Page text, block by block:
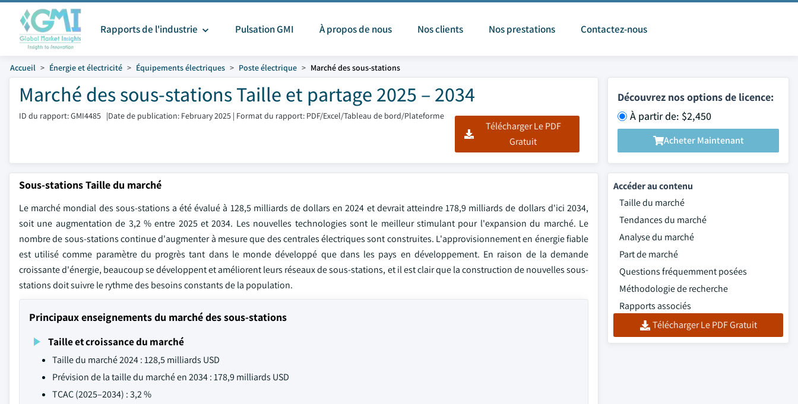
Rapports de l'industrie Pulsation GMI À propos de nous Nos clients Nos prestations Contactez-nous
Accueil Énergie et électricité Équipements électriques Poste électrique Marché des sous-stations
Marché des sous-stations Taille et partage 2025 – 2034
ID du rapport: GMI4485 |Date de publication: February 2025 | Format du rapport: PDF/Excel/Tableau de bord/Plateforme
Télécharger Le PDF
Gratuit
Découvrez nos options de licence:
À partir de: $2,450
Acheter Maintenant
Sous-stations Taille du marché
Le marché mondial des sous-stations a été évalué à 128,5 milliards de dollars en 2024 et devrait atteindre 178,9 milliards de dollars d'ici 2034,
soit une augmentation de 3,2 % entre 2025 et 2034. Les nouvelles technologies sont le meilleur stimulant pour l'expansion du marché. Le
nombre de sous-stations continue d'augmenter à mesure que des centrales électriques sont construites. L'approvisionnement en énergie fiable
est utilisé comme paramètre du progrès tant dans le monde développé que dans les pays en développement. En raison de la demande
croissante d'énergie, beaucoup se développent et améliorent leurs réseaux de sous-stations, et il est clair que la construction de nouvelles sous-
stations doit suivre le rythme des besoins constants de la population.
Principaux enseignements du marché des sous-stations
Taille et croissance du marché
Taille du marché 2024 : 128,5 milliards USD
Prévision de la taille du marché en 2034 : 178,9 milliards USD
TCAC (2025–2034) : 3,2 %
Accéder au contenu
Taille du marché
Tendances du marché
Analyse du marché
Part de marché
Questions fréquemment posées
Méthodologie de recherche
Rapports associés
Télécharger Le PDF Gratuit